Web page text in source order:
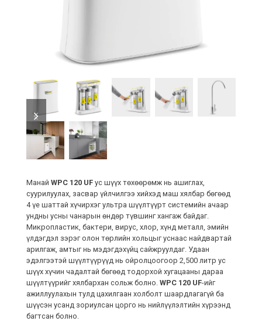
slide
slide
Манай WPC 120 UFус шүүх төхөөрөмж нь ашиглах,
суурилуулах, засвар үйлчилгээ хийхэд маш хялбар бөгөөд
4 үе шаттай хүчирхэг ультра шүүлтүүрт системийн ачаар
ундны усны чанарын өндөр түвшинг хангаж байдаг.
Микропластик, бактери, вирус, хлор, хүнд металл, эмийн
үлдэгдэл зэрэг олон төрлийн хольцыг уснаас найдвартай
арилгаж, амтыг нь мэдэгдэхүйц сайжруулдаг. Удаан
эдэлгээтэй шүүлтүүрүүд нь ойролцоогоор 2,500 литр ус
шүүх хүчин чадалтай бөгөөд тодорхой хугацааны дараа
шүүлтүүрийг хялбархан сольж болно. WPC 120 UF-ийг
ажиллуулахын тулд цахилгаан холболт шаардлагагүй ба
шүүсэн усанд зориулсан цорго нь нийлүүлэлтийн хүрээнд
багтсан болно.